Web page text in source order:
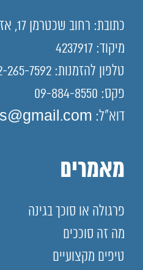
כתובת: רחוב שכטרמן 17, אזור תעשייה ישן נתניה.
מיקוד: 4237917
טלפון להזמנות: 072-265-7592
פקס: 09-884-8550
דוא"ל: shayteks@gmail.com
מאמרים
פרגולה או סוכך בגינה
מה זה סוככים
טיפים מקצועיים